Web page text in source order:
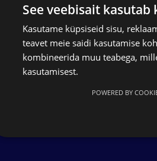
See veebisait kasutab
Kasutame küpsiseid sisu,
teavet meie saidi kasutamise
kombineerida muu teabega,
kasutamisest.
POWERED BY